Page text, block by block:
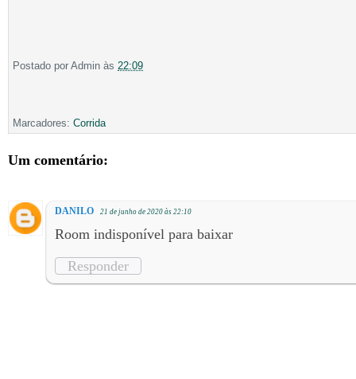
Postado por Admin às 22:09
Marcadores: Corrida
Um comentário:
DANILO 21 de junho de 2020 às 22:10
Room indisponível para baixar
Responder